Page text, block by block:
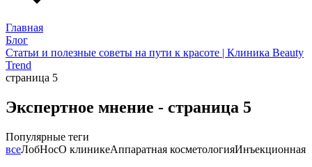
Главная
Блог
Статьи и полезные советы на пути к красоте | Клиника Beauty
Trend
страница 5
Экспертное мнение - страница 5
Популярные теги
всеЛобНосО клиникеАппаратная косметологияИнъекционная